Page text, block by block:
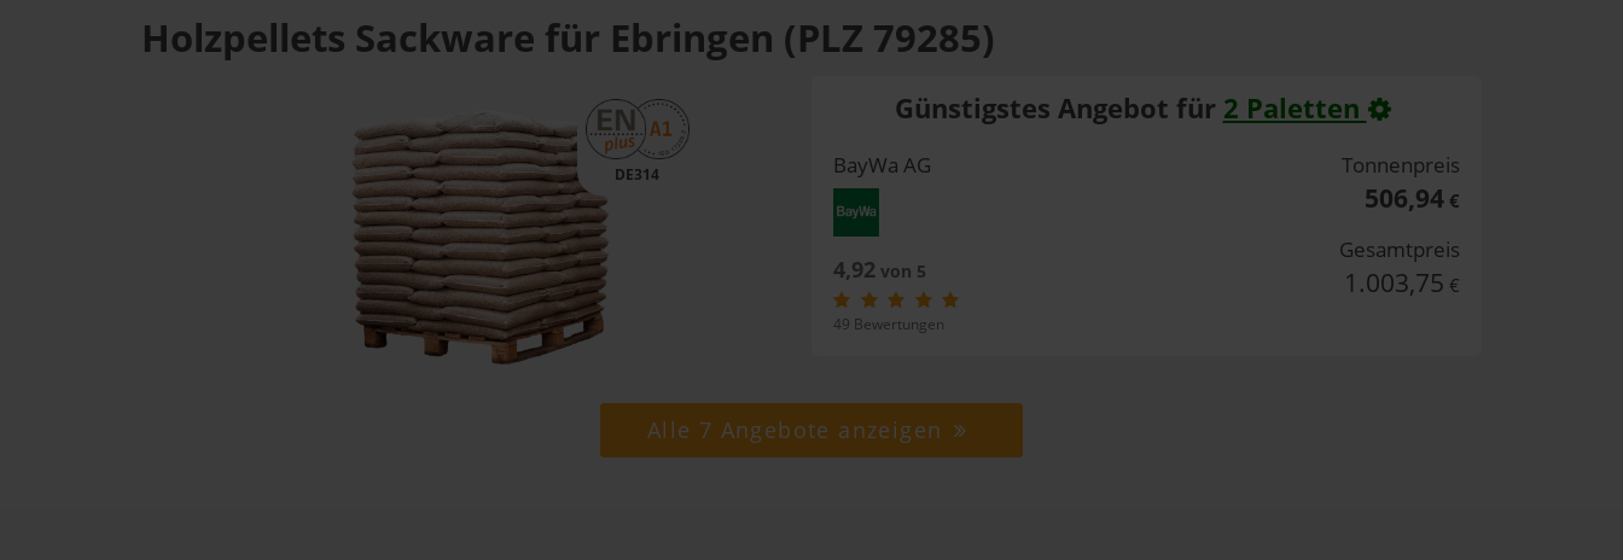
Holzpellets Sackware für Ebringen (PLZ 79285)
DE314
Günstigstes Angebot für 2 Paletten
BayWa AG
4,92von 5
49 Bewertungen
Tonnenpreis
506,94€
Gesamtpreis
1.003,75 €
Alle 7 Angebote anzeigen